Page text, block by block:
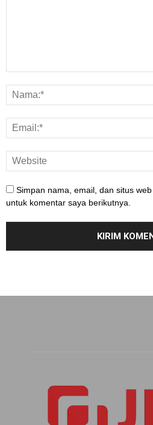
Simpan nama, email, dan situs
untuk komentar saya berikutnya.